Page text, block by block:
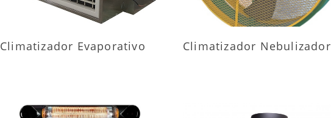
Climatizador Evaporativo Climatizador Nebulizador